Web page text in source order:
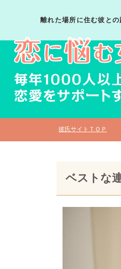
離れた場所に住む彼と
彼氏サイトＴＯＰ
ベストな